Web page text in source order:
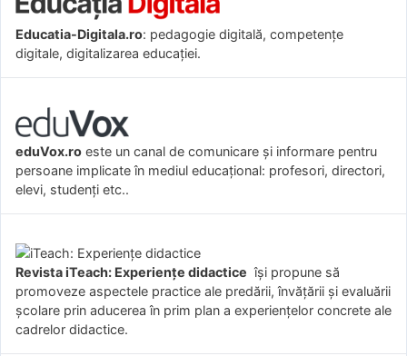
Educatia-Digitala.ro: pedagogie digitală, competențe
digitale, digitalizarea educației.
eduVox.ro este un canal de comunicare și informare pentru
persoane implicate în mediul educațional: profesori, directori,
elevi, studenți etc..
Revista iTeach: Experienţe didactice îşi propune să
promoveze aspectele practice ale predării, învăţării şi evaluării
şcolare prin aducerea în prim plan a experienţelor concrete ale
cadrelor didactice.